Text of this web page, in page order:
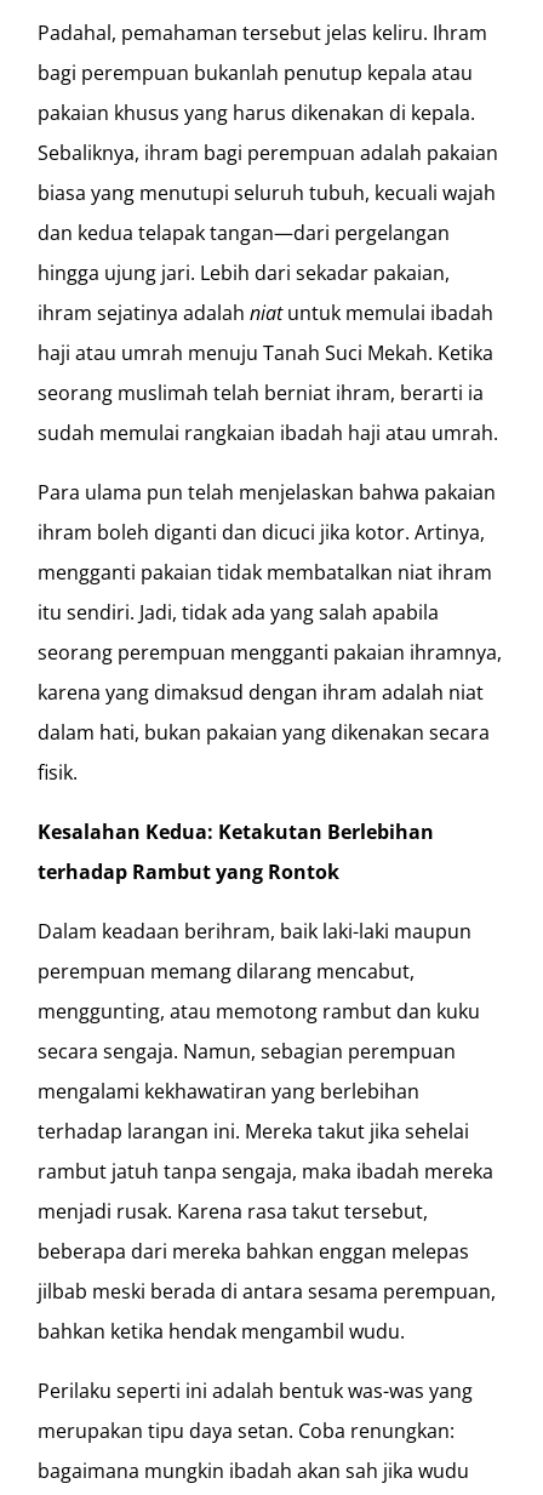
Padahal, pemahaman tersebut jelas keliru. Ihram
bagi perempuan bukanlah penutup kepala atau
pakaian khusus yang harus dikenakan di kepala.
Sebaliknya, ihram bagi perempuan adalah pakaian
biasa yang menutupi seluruh tubuh, kecuali wajah
dan kedua telapak tangan—dari pergelangan
hingga ujung jari. Lebih dari sekadar pakaian,
ihram sejatinya adalahniatuntuk memulai ibadah
haji atau umrah menuju Tanah Suci Mekah. Ketika
seorang muslimah telah berniat ihram, berarti ia
sudah memulai rangkaian ibadah haji atau umrah.
Para ulama pun telah menjelaskan bahwa pakaian
ihram boleh diganti dan dicuci jika kotor. Artinya,
mengganti pakaian tidak membatalkan niat ihram
itu sendiri. Jadi, tidak ada yang salah apabila
seorang perempuan mengganti pakaian ihramnya,
karena yang dimaksud dengan ihram adalah niat
dalam hati, bukan pakaian yang dikenakan secara
fisik.
Kesalahan Kedua: Ketakutan Berlebihan
terhadap Rambut yang Rontok
Dalam keadaan berihram, baik laki-laki maupun
perempuan memang dilarang mencabut,
menggunting, atau memotong rambut dan kuku
secara sengaja. Namun, sebagian perempuan
mengalami kekhawatiran yang berlebihan
terhadap larangan ini. Mereka takut jika sehelai
rambut jatuh tanpa sengaja, maka ibadah mereka
menjadi rusak. Karena rasa takut tersebut,
beberapa dari mereka bahkan enggan melepas
jilbab meski berada di antara sesama perempuan,
bahkan ketika hendak mengambil wudu.
Perilaku seperti ini adalah bentuk was-was yang
merupakan tipu daya setan. Coba renungkan:
bagaimana mungkin ibadah akan sah jika wudu